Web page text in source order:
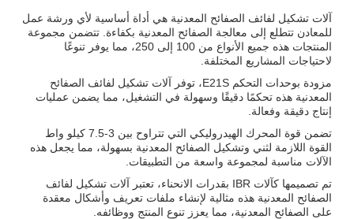
آلات تشكيل لفائف الصفائح المعدنية هي أداة أساسية لأي ورشة عمل
للمعادن تتطلع إلى معالجة الصفائح المعدنية بكفاءة. تتضمن مجموعة
المنتجات هذه جميع الأنواع من 100 إلى 250، مما يوفر تنوعًا
لاحتياجات المشاريع المختلفة.
مزودة بوحدات التحكم E21S، توفر آلات تشكيل لفائف الصفائح
المعدنية هذه تحكمًا دقيقًا وسهولة في التشغيل، مما يضمن عمليات
إنتاج دقيقة وفعالة.
تضمن قوة المحرك الهيدروليكي التي تتراوح بين 3-7.5 كيلو واط
القوة اللازمة لثني وتشكيل الصفائح المعدنية بسهولة، مما يجعل هذه
الآلات مناسبة لمجموعة واسعة من التطبيقات.
تم تصميمها كآلات IBR بقدرات الانحناء، تعتبر آلات تشكيل لفائف
الصفائح المعدنية هذه مثالية لإنشاء ملفات تعريف وأشكال معقدة
على الصفائح المعدنية، مما يعزز تنوع المنتج ووظائفه.